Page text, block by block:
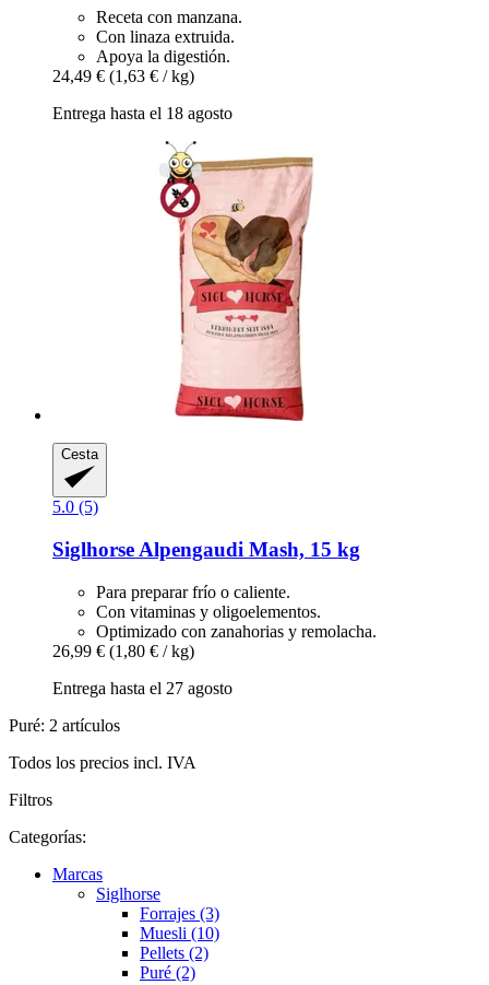
Receta con manzana.
Con linaza extruida.
Apoya la digestión.
24,49 € (1,63 € / kg)
Entrega hasta el 18 agosto
Cesta
5.0 (5)
Siglhorse Alpengaudi Mash, 15 kg
Para preparar frío o caliente.
Con vitaminas y oligoelementos.
Optimizado con zanahorias y remolacha.
26,99 € (1,80 € / kg)
Entrega hasta el 27 agosto
Puré: 2 artículos
Todos los precios incl. IVA
Filtros
Categorías:
Marcas
Siglhorse
Forrajes (3)
Muesli (10)
Pellets (2)
Puré (2)